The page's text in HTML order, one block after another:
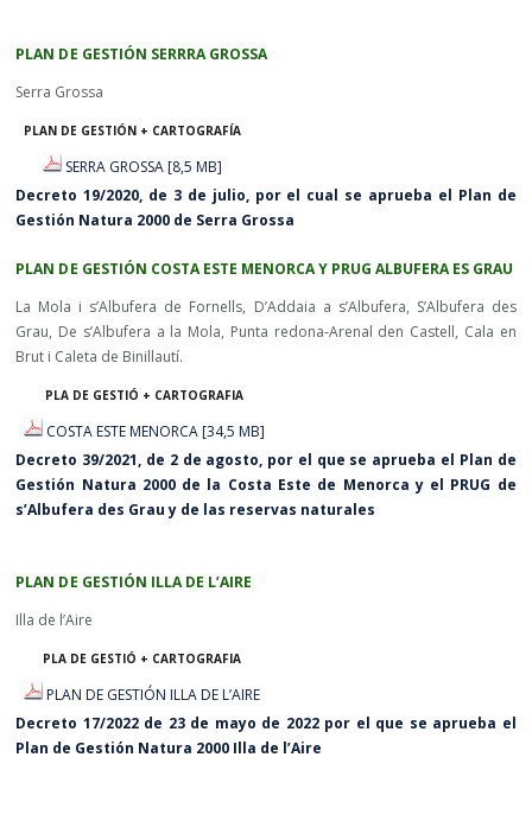
PLAN DE GESTIÓN SERRRA GROSSA
Serra Grossa
PLAN DE GESTIÓN + CARTOGRAFÍA
SERRA GROSSA [8,5 MB]
Decreto 19/2020, de 3 de julio, por el cual se aprueba el Plan de
Gestión Natura 2000 de Serra Grossa
PLAN DE GESTIÓN COSTA ESTE MENORCA Y PRUG ALBUFERA ES GRAU
La Mola i s’Albufera de Fornells, D’Addaia a s’Albufera, S’Albufera des
Grau, De s’Albufera a la Mola, Punta redona-Arenal den Castell, Cala en
Brut i Caleta de Binillautí.
PLA DE GESTIÓ + CARTOGRAFIA
COSTA ESTE MENORCA [34,5 MB]
Decreto 39/2021, de 2 de agosto, por el que se aprueba el Plan de
Gestión Natura 2000 de la Costa Este de Menorca y el PRUG de
s’Albufera des Grau y de las reservas naturales
PLAN DE GESTIÓN ILLA DE L’AIRE
Illa de l’Aire
PLA DE GESTIÓ + CARTOGRAFIA
PLAN DE GESTIÓN ILLA DE L’AIRE
Decreto 17/2022 de 23 de mayo de 2022 por el que se aprueba el
Plan de Gestión Natura 2000 Illa de l’Aire